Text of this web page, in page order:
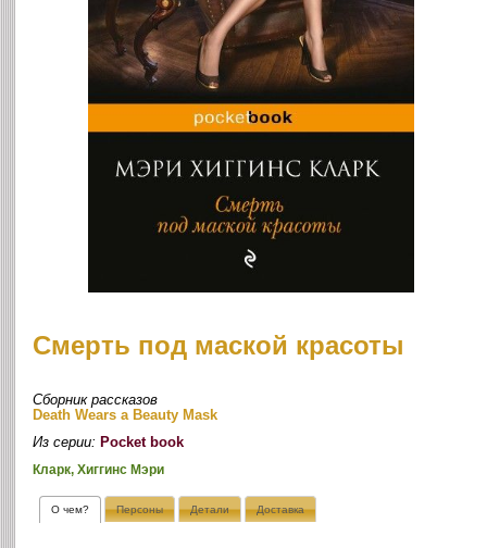
Смерть под маской красоты
Сборник рассказов
Death Wears a Beauty Mask
Из серии: Pocket book
Кларк, Хиггинс Мэри
О чем? Персоны Детали Доставка